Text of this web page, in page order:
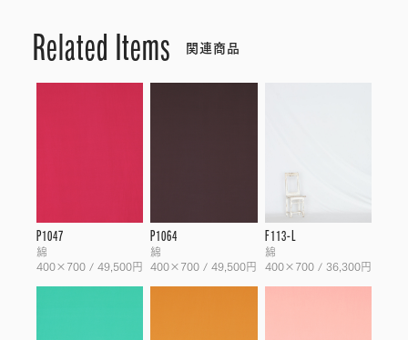
Related Items 関連商品
P1047
綿
400×700 / 49,500円
P1064
綿
400×700 / 49,500円
F113-L
綿
400×700 / 36,300円